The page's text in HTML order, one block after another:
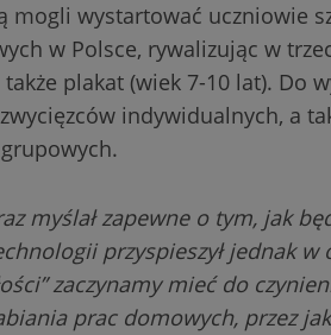
mogli wystartować uczniowie
w Polsce, rywalizując w
także plakat (wiek 7-10 lat). Do
indywidualnych, a
myślał zapewne o tym, jak
przyspieszył jednak
zaczynamy mieć do
prac domowych, przez